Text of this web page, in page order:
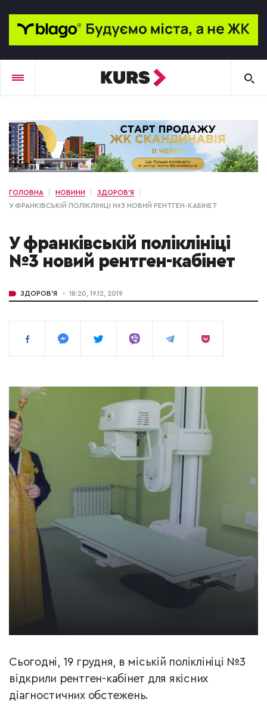
ГОЛОВНА НОВИНИ
ЗДОРОВ'Я
У ФРАНКІВСЬКІЙ ПОЛІКЛІНІЦІ №3 НОВИЙ РЕНТГЕН-КАБІНЕТ
У франківській поліклініці
№3 новий рентген-кабінет
ЗДОРОВ'Я 18:20, 19.12, 2019
Сьогодні, 19 грудня, в міській поліклініці №3
відкрили рентген-кабінет для якісних
діагностичних обстежень.